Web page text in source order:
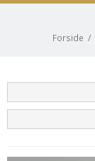
Forside /